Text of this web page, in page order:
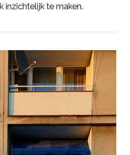
MEER
inzichtelijk te maken.